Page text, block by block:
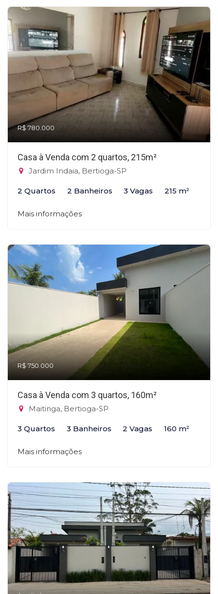
R$ 780.000
Casa à Venda com 2 quartos, 215m²
Jardim Indaia, Bertioga-SP
2 Quartos 2 Banheiros 3 Vagas 215 m²
Mais informações
R$ 750.000
Casa à Venda com 3 quartos, 160m²
Maitinga, Bertioga-SP
3 Quartos 3 Banheiros 2 Vagas 160 m²
Mais informações